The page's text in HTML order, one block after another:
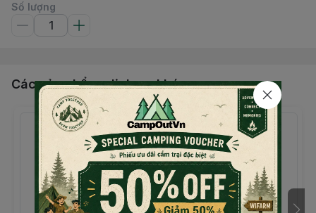
Số lượng
Các sản phẩm, dịch vụ khác